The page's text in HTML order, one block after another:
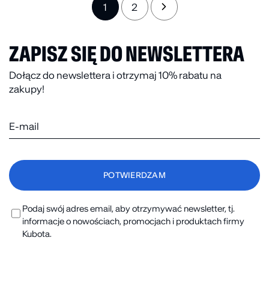
1 2 →
ZAPISZ SIĘ DO NEWSLETTERA
Dołącz do newslettera i otrzymaj 10% rabatu na
zakupy!
Podaj swój adres email, aby otrzymywać newsletter, tj.
informacje o nowościach, promocjach i produktach firmy
Kubota.